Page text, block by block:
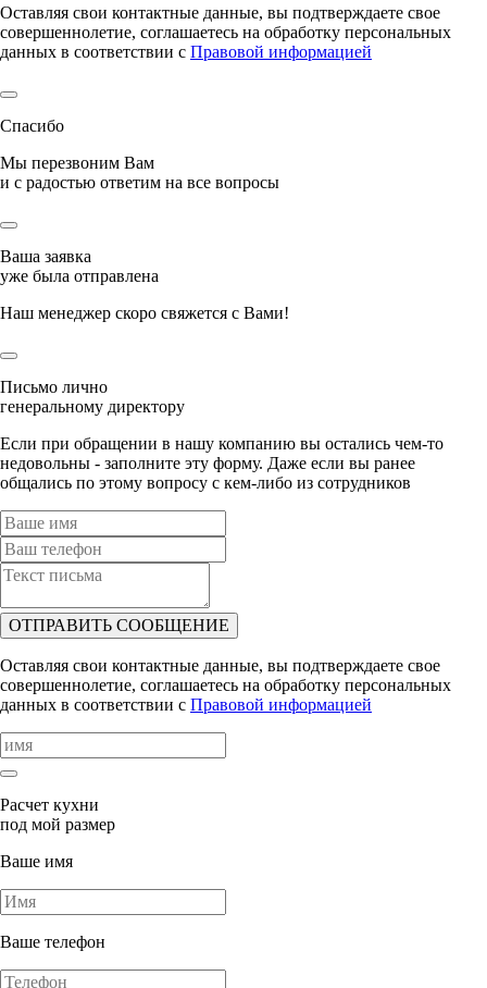
Оставляя свои контактные данные, вы подтверждаете свое
совершеннолетие, соглашаетесь на обработку персональных
данных в соответствии с Правовой информацией
Спасибо
Мы перезвоним Вам
и с радостью ответим на все вопросы
Ваша заявка
уже была отправлена
Наш менеджер скоро свяжется с Вами!
Письмо лично
генеральному директору
Если при обращении в нашу компанию вы остались чем-то
недовольны - заполните эту форму. Даже если вы ранее
общались по этому вопросу с кем-либо из сотрудников
ОТПРАВИТЬ СООБЩЕНИЕ
Оставляя свои контактные данные, вы подтверждаете свое
совершеннолетие, соглашаетесь на обработку персональных
данных в соответствии с Правовой информацией
Расчет кухни
под мой размер
Ваше имя
Ваше телефон